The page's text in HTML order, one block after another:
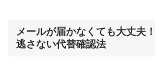
メールが届かなくても大丈夫
逃さない代替確認法